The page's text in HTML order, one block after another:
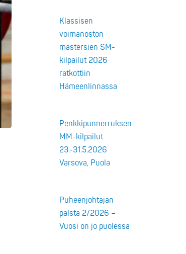
Klassisen
voimanoston
mastersien SM-
kilpailut 2026
ratkottiin
Hämeenlinnassa
Penkkipunnerruksen
MM-kilpailut
23.-31.5.2026
Varsova, Puola
Puheenjohtajan
palsta 2/2026 –
Vuosi on jo puolessa